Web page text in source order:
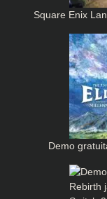
Square Enix
Demo